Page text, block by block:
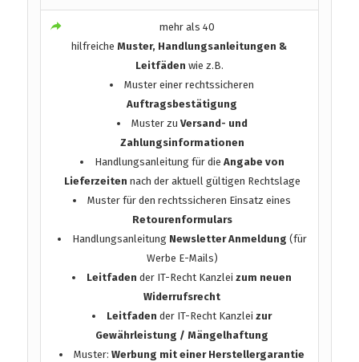
mehr als 40
hilfreicheMuster, Handlungsanleitungen &
Leitfäden wie z.B.
Muster einer rechtssicheren
Auftragsbestätigung
Muster zu Versand- und
Zahlungsinformationen
Handlungsanleitung für die Angabe von
Lieferzeiten nach der aktuell gültigen Rechtslage
Muster für den rechtssicheren Einsatz eines
Retourenformulars
Handlungsanleitung Newsletter Anmeldung (für
Werbe E-Mails)
Leitfaden der IT-Recht Kanzleizum neuen
Widerrufsrecht
Leitfaden der IT-Recht Kanzleizur
Gewährleistung / Mängelhaftung
Muster:Werbung mit einer Herstellergarantie